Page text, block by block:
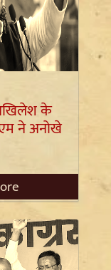
के
ने अनोखे